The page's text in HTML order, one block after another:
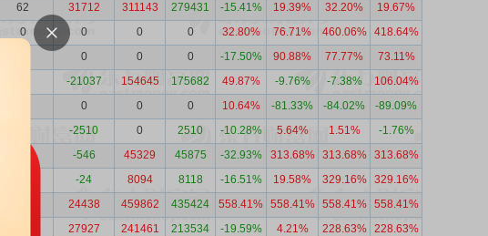
62 31712 311143 279431 -15.41% 19.39% 32.20%
19.67%
0 0 0 0 32.80% 76.71% 460.06%
418.64%
0 0 0 -17.50% 90.88% 77.77%
73.11%
-21037 154645 175682 49.87% -9.76% -7.38%
106.04%
0 0 0 10.64% -81.33% -84.02%
-89.09%
-2510 0 2510 -10.28% 5.64% 1.51%
-1.76%
-546 45329 45875 -32.93% 313.68% 313.68%
313.68%
-24 8094 8118 -16.51% 19.58% 329.16%
329.16%
24438 459862 435424 558.41% 558.41% 558.41%
558.41%
27927 241461 213534 -19.59% 4.21% 228.63%
228.63%